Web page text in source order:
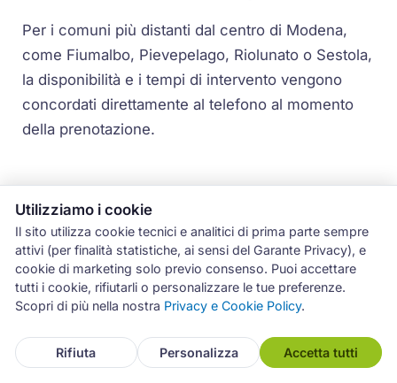
Per i comuni più distanti dal centro di Modena,
come Fiumalbo, Pievepelago, Riolunato o Sestola,
la disponibilità e i tempi di intervento vengono
concordati direttamente al telefono al momento
della prenotazione.
Come Richiedere l'Intervento
Liebherr a Modena
servizio oppure invia un'email a
info@assistenza-modena.itdescrivendo il
Utilizziamo i cookie
Il sito utilizza cookie tecnici e analitici di prima parte sempre
attivi (per finalità statistiche, ai sensi del Garante Privacy), e
cookie di marketing solo previo consenso. Puoi accettare
tutti i cookie, rifiutarli o personalizzare le tue preferenze.
Scopri di più nella nostra Privacy e Cookie Policy.
Rifiuta Personalizza Accetta tutti